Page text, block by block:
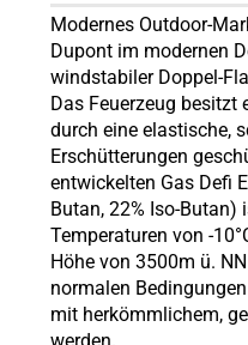
Modernes Outdoor-
Dupont im modernen
windstabiler Doppel-
Das Feuerzeug besitzt
durch eine elastische,
Erschütterungen
entwickelten Gas Defi
Butan, 22% Iso-Butan)
Temperaturen von -
Höhe von 3500m ü.
normalen
mit herkömmlichem,
werden.